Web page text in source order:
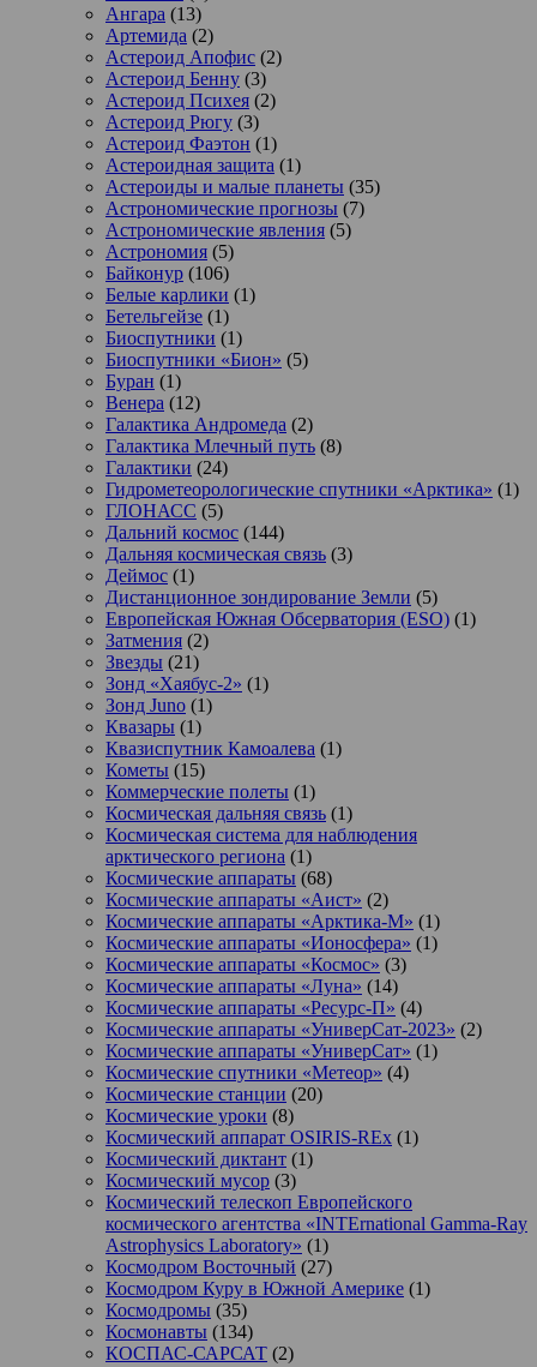
Ангара (13)
Артемида (2)
Астероид Апофис (2)
Астероид Бенну (3)
Астероид Психея (2)
Астероид Рюгу (3)
Астероид Фаэтон (1)
Астероидная защита (1)
Астероиды и малые планеты (35)
Астрономические прогнозы (7)
Астрономические явления (5)
Астрономия (5)
Байконур (106)
Белые карлики (1)
Бетельгейзе (1)
Биоспутники (1)
Биоспутники «Бион» (5)
Буран (1)
Венера (12)
Галактика Андромеда (2)
Галактика Млечный путь (8)
Галактики (24)
Гидрометеорологические спутники «Арктика» (1)
ГЛОНАСС (5)
Дальний космос (144)
Дальняя космическая связь (3)
Деймос (1)
Дистанционное зондирование Земли (5)
Европейская Южная Обсерватория (ESO) (1)
Затмения (2)
Звезды (21)
Зонд «Хаябус-2» (1)
Зонд Juno (1)
Квазары (1)
Квазиспутник Камоалева (1)
Кометы (15)
Коммерческие полеты (1)
Космическая дальняя связь (1)
Космическая система для наблюдения
арктического региона (1)
Космические аппараты (68)
Космические аппараты «Аист» (2)
Космические аппараты «Арктика-М» (1)
Космические аппараты «Ионосфера» (1)
Космические аппараты «Космос» (3)
Космические аппараты «Луна» (14)
Космические аппараты «Ресурс-П» (4)
Космические аппараты «УниверСат-2023» (2)
Космические аппараты «УниверСат» (1)
Космические спутники «Метеор» (4)
Космические станции (20)
Космические уроки (8)
Космический аппарат OSIRIS-REx (1)
Космический диктант (1)
Космический мусор (3)
Космический телескоп Европейского
космического агентства «INTErnational Gamma-Ray
Astrophysics Laboratory» (1)
Космодром Восточный (27)
Космодром Куру в Южной Америке (1)
Космодромы (35)
Космонавты (134)
КОСПАС-САРСАТ (2)